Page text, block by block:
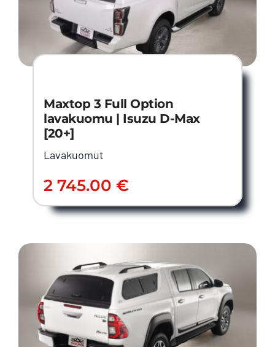
Maxtop 3 Full Option
lavakuomu | Isuzu D-Max
[20+]
Lavakuomut
2 745.00€